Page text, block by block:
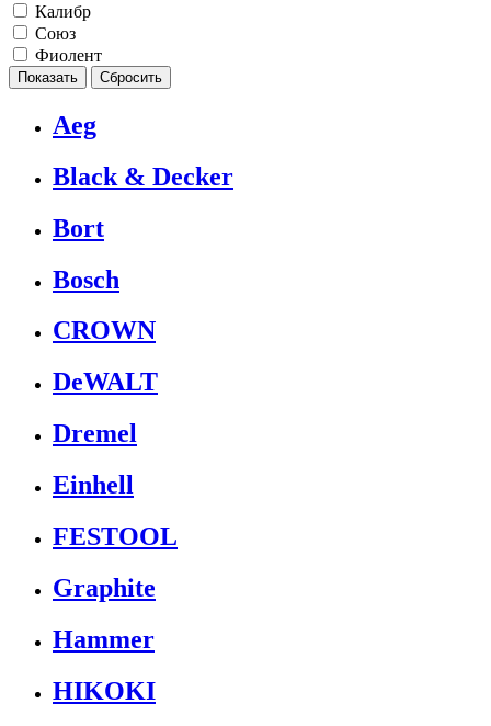
Калибр
Союз
Фиолент
Aeg
Black & Decker
Bort
Bosch
CROWN
DeWALT
Dremel
Einhell
FESTOOL
Graphite
Hammer
HIKOKI